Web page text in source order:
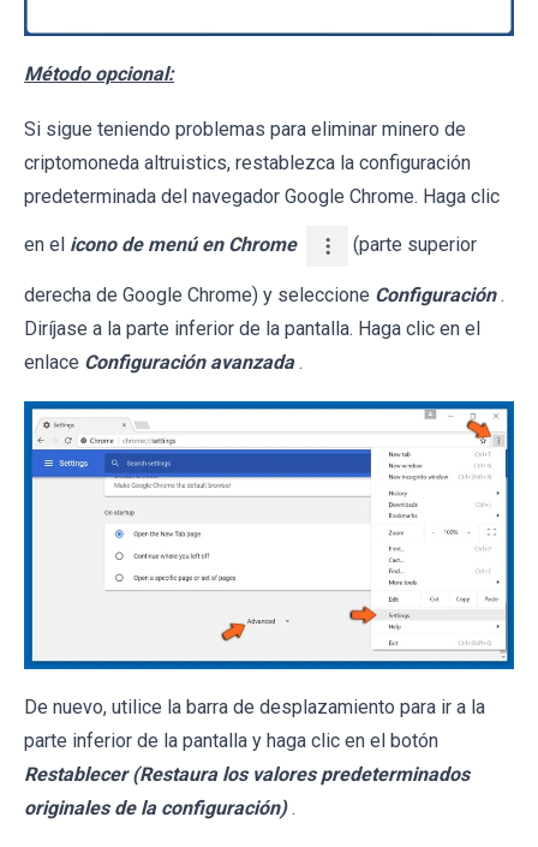
Método opcional:
Si sigue teniendo problemas para eliminar minero de
criptomoneda altruistics, restablezca la configuración
predeterminada del navegador Google Chrome. Haga clic
en el icono de menú en Chrome (parte superior
derecha de Google Chrome) y seleccione Configuración .
Diríjase a la parte inferior de la pantalla. Haga clic en el
enlace Configuración avanzada .
De nuevo, utilice la barra de desplazamiento para ir a la
parte inferior de la pantalla y haga clic en el botón
Restablecer (Restaura los valores predeterminados
originales de la configuración) .